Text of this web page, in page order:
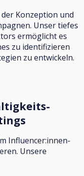
Konzeption und
Unser tiefes
ermöglicht es
zu identifizieren
zu entwickeln.
Influencer:innen-
Unsere